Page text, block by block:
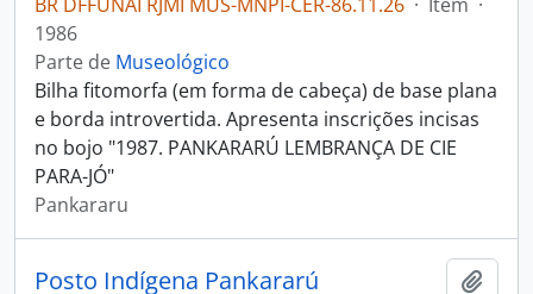
1986
Parte de Museológico
Bilha fitomorfa (em forma de cabeça) de base plana
e borda introvertida. Apresenta inscrições incisas
no bojo "1987. PANKARARÚ LEMBRANÇA DE CIE
PARA-JÓ"
Pankararu
Posto Indígena Pankararú